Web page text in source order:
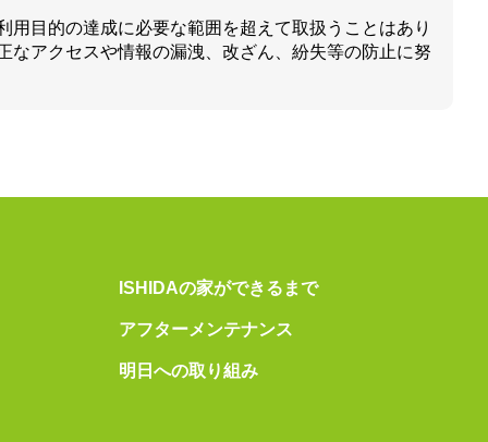
目的の達成に必要な範囲を超えて取扱うことはあり
アクセスや情報の漏洩、改ざん、紛失等の防止に努
ISHIDAの家ができるまで
アフターメンテナンス
明日への取り組み